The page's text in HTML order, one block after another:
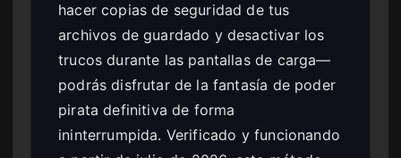
hacer copias de seguridad de tus
archivos de guardado y desactivar los
trucos durante las pantallas de carga—
podrás disfrutar de la fantasía de poder
pirata definitiva de forma
ininterrumpida. Verificado y funcionando